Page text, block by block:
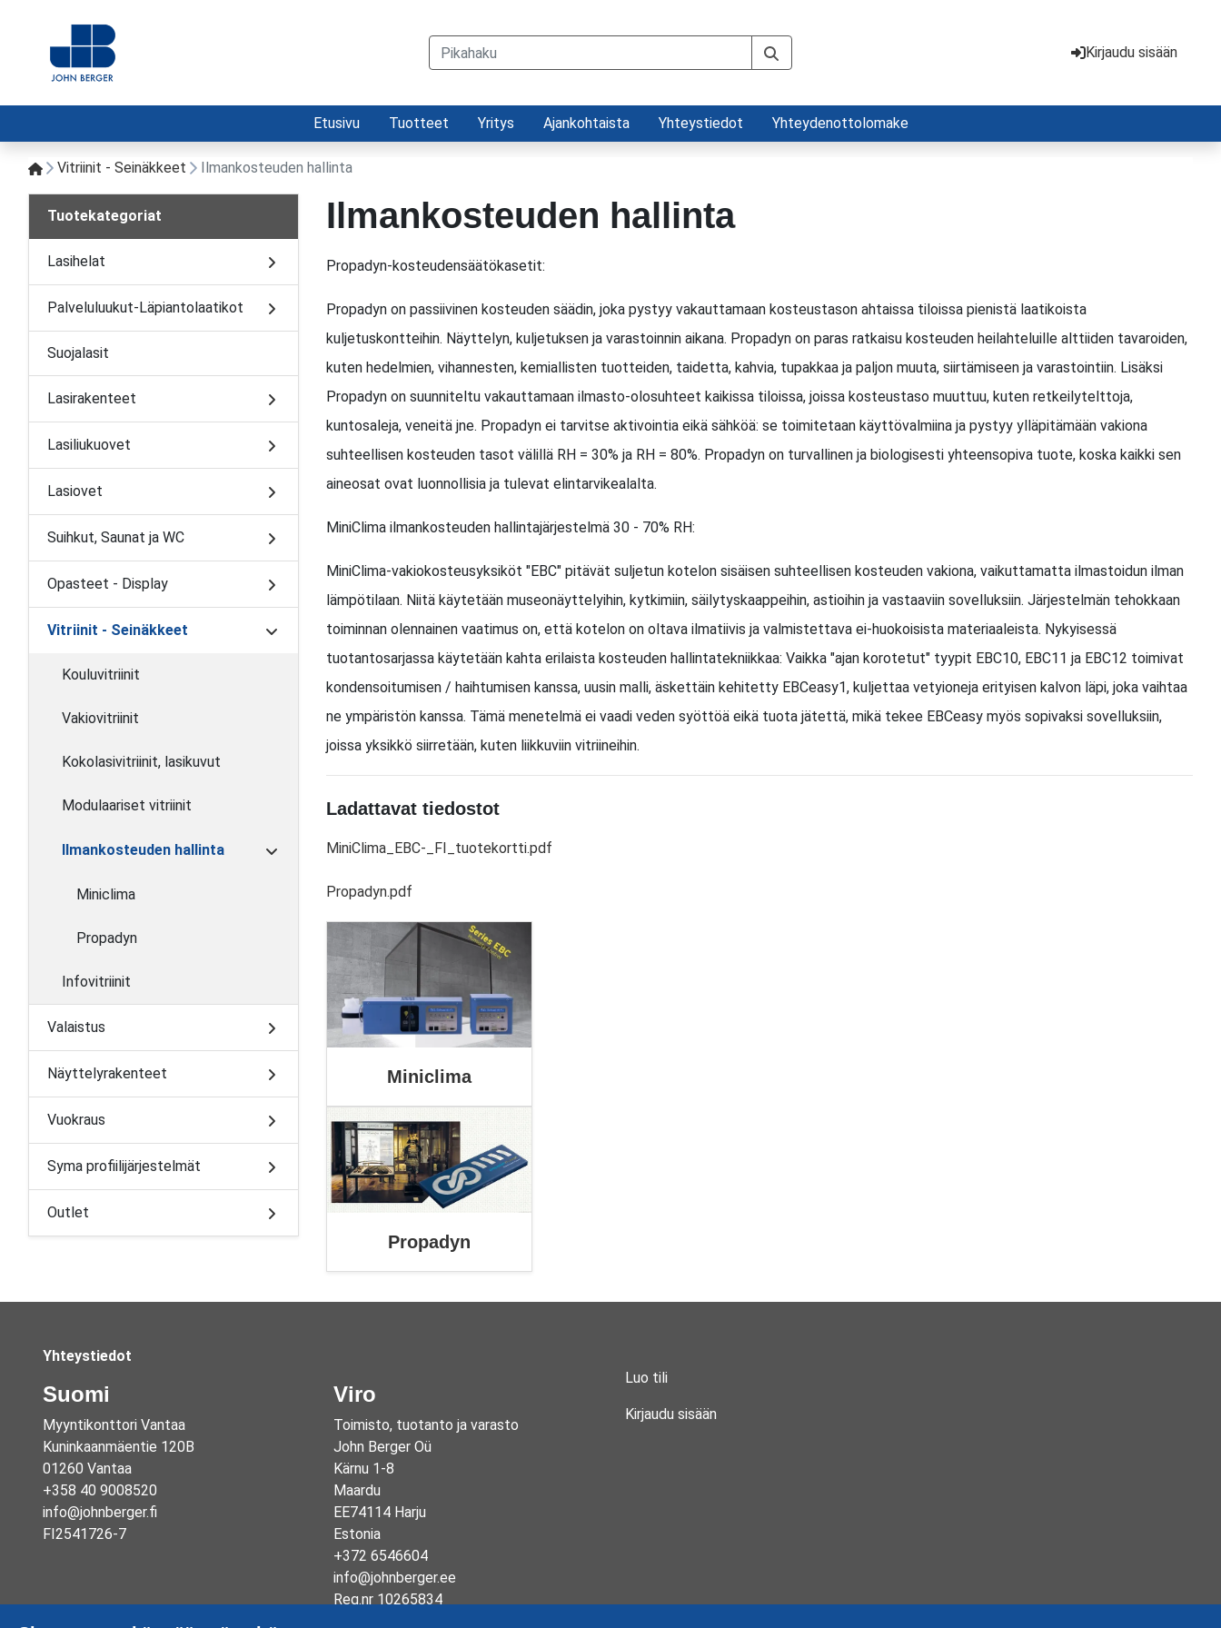
Kirjaudu sisään
Etusivu Tuotteet Yritys Ajankohtaista Yhteystiedot Yhteydenottolomake
Vitriinit - Seinäkkeet Ilmankosteuden hallinta
Ilmankosteuden hallinta
Propadyn-kosteudensäätökasetit:
Propadyn on passiivinen kosteuden säädin, joka pystyy vakauttamaan kosteustason ahtaissa tiloissa pienistä laatikoista
kuljetuskontteihin. Näyttelyn, kuljetuksen ja varastoinnin aikana. Propadyn on paras ratkaisu kosteuden heilahteluille alttiiden tavaroiden,
kuten hedelmien, vihannesten, kemiallisten tuotteiden, taidetta, kahvia, tupakkaa ja paljon muuta, siirtämiseen ja varastointiin. Lisäksi
Propadyn on suunniteltu vakauttamaan ilmasto-olosuhteet kaikissa tiloissa, joissa kosteustaso muuttuu, kuten retkeilytelttoja,
kuntosaleja, veneitä jne. Propadyn ei tarvitse aktivointia eikä sähköä: se toimitetaan käyttövalmiina ja pystyy ylläpitämään vakiona
suhteellisen kosteuden tasot välillä RH = 30% ja RH = 80%. Propadyn on turvallinen ja biologisesti yhteensopiva tuote, koska kaikki sen
aineosat ovat luonnollisia ja tulevat elintarvikealalta.
MiniClima ilmankosteuden hallintajärjestelmä 30 - 70% RH:
MiniClima-vakiokosteusyksiköt "EBC" pitävät suljetun kotelon sisäisen suhteellisen kosteuden vakiona, vaikuttamatta ilmastoidun ilman
lämpötilaan. Niitä käytetään museonäyttelyihin, kytkimiin, säilytyskaappeihin, astioihin ja vastaaviin sovelluksiin. Järjestelmän tehokkaan
toiminnan olennainen vaatimus on, että kotelon on oltava ilmatiivis ja valmistettava ei-huokoisista materiaaleista. Nykyisessä
tuotantosarjassa käytetään kahta erilaista kosteuden hallintatekniikkaa: Vaikka "ajan korotetut" tyypit EBC10, EBC11 ja EBC12 toimivat
kondensoitumisen / haihtumisen kanssa, uusin malli, äskettäin kehitetty EBCeasy1, kuljettaa vetyioneja erityisen kalvon läpi, joka vaihtaa
ne ympäristön kanssa. Tämä menetelmä ei vaadi veden syöttöä eikä tuota jätettä, mikä tekee EBCeasy myös sopivaksi sovelluksiin,
joissa yksikkö siirretään, kuten liikkuviin vitriineihin.
Ladattavat tiedostot
MiniClima_EBC-_FI_tuotekortti.pdf
Propadyn.pdf
Miniclima
Propadyn
Tuotekategoriat
Lasihelat
Palveluluukut-Läpiantolaatikot
Suojalasit
Lasirakenteet
Lasiliukuovet
Lasiovet
Suihkut, Saunat ja WC
Opasteet - Display
Vitriinit - Seinäkkeet
Kouluvitriinit
Vakiovitriinit
Kokolasivitriinit, lasikuvut
Modulaariset vitriinit
Ilmankosteuden hallinta
Miniclima
Propadyn
Infovitriinit
Valaistus
Näyttelyrakenteet
Vuokraus
Syma profiilijärjestelmät
Outlet
Yhteystiedot
Suomi
Myyntikonttori Vantaa
Kuninkaanmäentie 120B
01260 Vantaa
+358 40 9008520
info@johnberger.fi
FI2541726-7
Viro
Toimisto, tuotanto ja varasto
John Berger Oü
Kärnu 1-8
Maardu
EE74114 Harju
Estonia
+372 6546604
info@johnberger.ee
Reg.nr 10265834
Luo tili
Kirjaudu sisään